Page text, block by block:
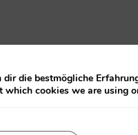
mögen eine
Wenn man
Die
Sonnenbrand
die bestmögliche
which cookies we are using